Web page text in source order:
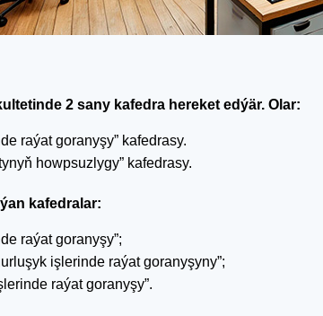
2 sany kafedra hereket edýär. Olar:
raýat goranyşy” kafedrasy.
howpsuzlygy” kafedrasy.
kafedralar:
raýat goranyşy”;
işlerinde raýat goranyşyny”;
raýat goranyşy”.